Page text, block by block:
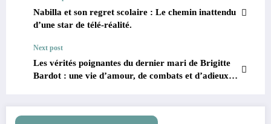
Nabilla et son regret scolaire : Le chemin inattendu
d’une star de télé-réalité.
Next post
Les vérités poignantes du dernier mari de Brigitte
Bardot : une vie d’amour, de combats et d’adieux